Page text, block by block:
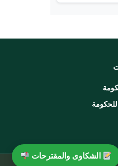
للحكومة
الشكاوى والمقترحات